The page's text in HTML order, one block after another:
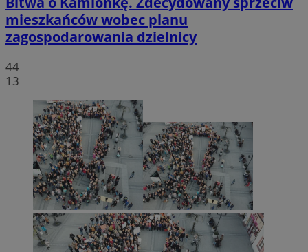
mieszkańców wobec planu
zagospodarowania dzielnicy
44
13